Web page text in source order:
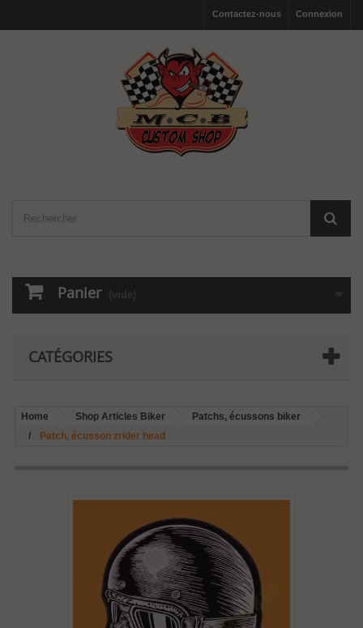
Connexion
Contactez-nous
Panier (vide)
CATÉGORIES
Home Shop Articles Biker
Patchs, écussons biker
Patch, écusson zrider head